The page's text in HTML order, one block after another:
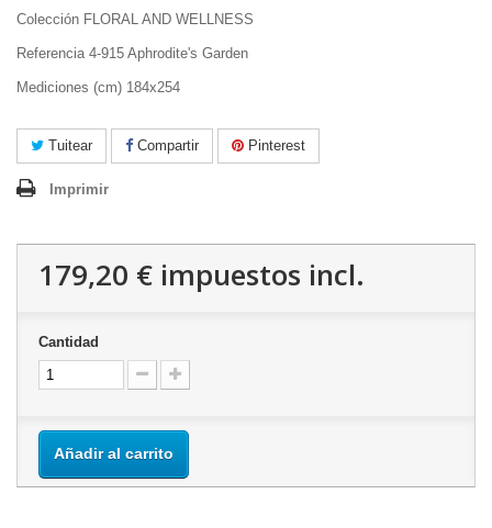
Colección FLORAL AND WELLNESS
Referencia 4-915 Aphrodite's Garden
Mediciones (cm) 184x254
Tuitear Compartir Pinterest
Imprimir
179,20 € impuestos incl.
Cantidad
Añadir al carrito